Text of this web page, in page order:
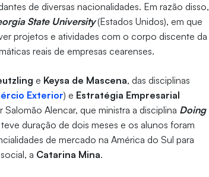
de diversas nacionalidades. Em razão disso,
State University(Estados Unidos), em que
projetos e atividades com o corpo discente da
reais de empresas cearenses.
e Keysa de Mascena, das disciplinas
Exterior) e Estratégia Empresarial
Alencar, que ministra a disciplina Doing
duração de dois meses e os alunos foram
de mercado na América do Sul para
a Catarina Mina.